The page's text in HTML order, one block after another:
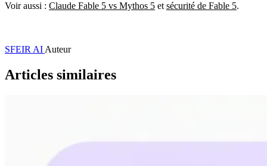
Voir aussi : Claude Fable 5 vs Mythos 5 et sécurité de Fable 5.
SFEIR AI Auteur
Articles similaires